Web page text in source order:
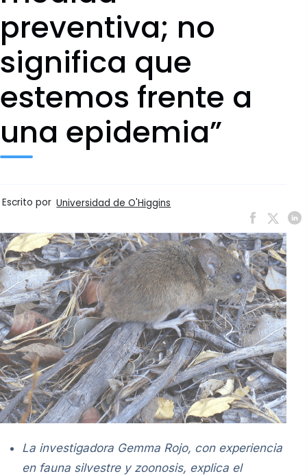
preventiva; no
significa que
estemos frente a
una epidemia”
Escrito por Universidad de O'Higgins
La investigadora Gemma Rojo, con experiencia
en fauna silvestre y zoonosis, explica el